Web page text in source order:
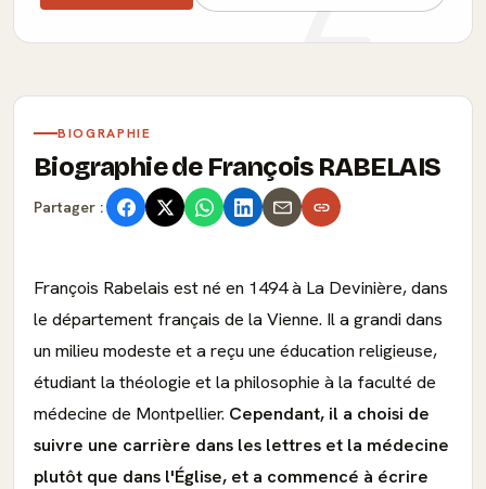
BIOGRAPHIE
Biographie de François RABELAIS
Partager :
François Rabelais est né en 1494 à La Devinière, dans
le département français de la Vienne. Il a grandi dans
un milieu modeste et a reçu une éducation religieuse,
étudiant la théologie et la philosophie à la faculté de
médecine de Montpellier. Cependant, il a choisi de
suivre une carrière dans les lettres et la médecine
plutôt que dans l'Église, et a commencé à écrire